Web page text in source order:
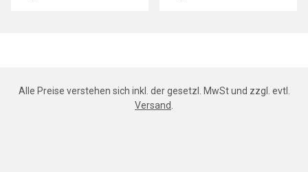
Alle Preise verstehen sich inkl. der gesetzl. MwSt und zzgl. evtl.
Versand